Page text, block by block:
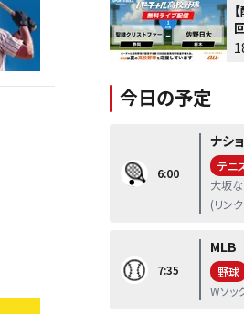
今日の予定
6:00
ナシ
テニ
大坂
(リン
7:35
MLB
野球
Wソッ